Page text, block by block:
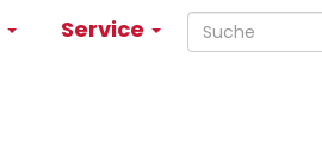
Service